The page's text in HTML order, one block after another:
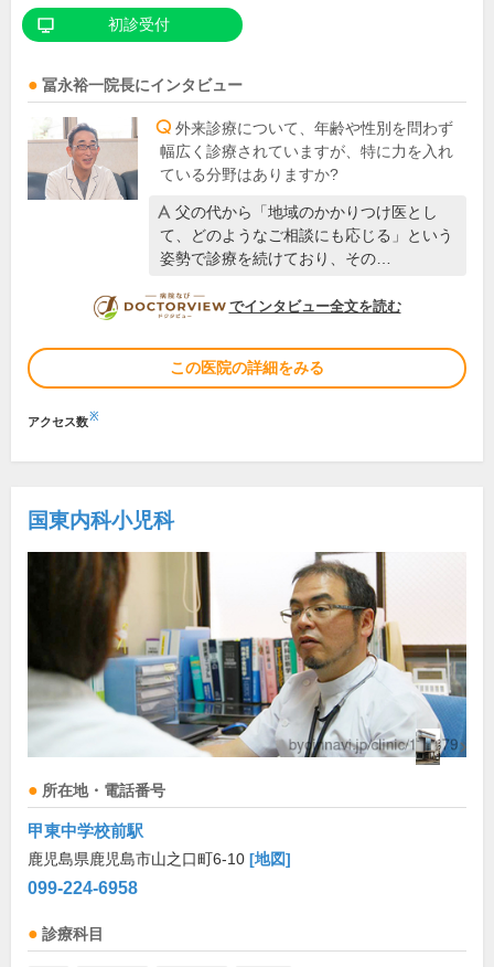
初診受付
冨永裕一院長にインタビュー
外来診療について、年齢や性別を問わず
幅広く診療されていますが、特に力を入れ
ている分野はありますか?
父の代から「地域のかかりつけ医とし
て、どのようなご相談にも応じる」という
姿勢で診療を続けており、その…
DOCTORVIEW
でインタビュー全文を読む
この医院の詳細をみる
アクセス数※
国東内科小児科
所在地・電話番号
甲東中学校前駅
鹿児島県鹿児島市山之口町6-10 [地図]
099-224-6958
診療科目